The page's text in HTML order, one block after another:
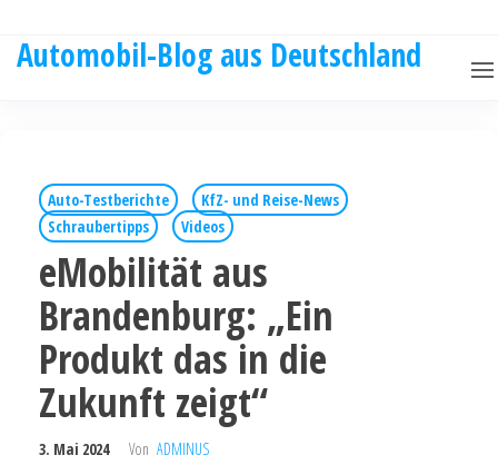
Automobil-Blog aus Deutschland
Auto-Testberichte
KfZ- und Reise-News
Schraubertipps
Videos
eMobilität aus
Brandenburg: „Ein
Produkt das in die
Zukunft zeigt“
3. Mai 2024 Von ADMINUS